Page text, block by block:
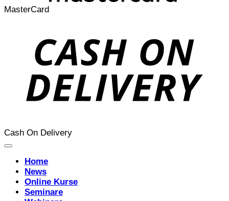
MasterCard
Cash On Delivery
Home
News
Online Kurse
Seminare